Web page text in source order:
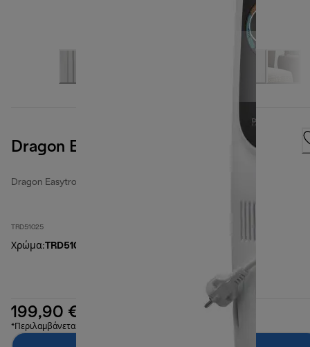
Dragon EasyTronic
Dragon Easytronic
TRD51025
Χρώμα: TRD51025
199,90 €
*Περιλαμβάνεται ΦΠΑ